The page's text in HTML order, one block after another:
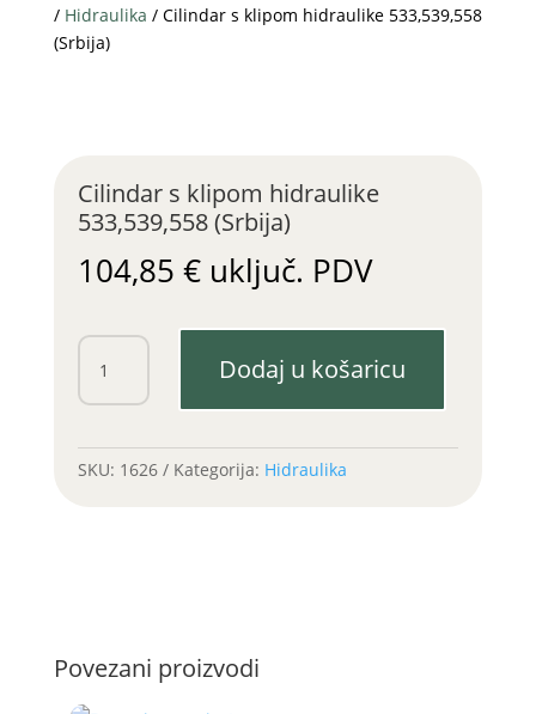
/ Hidraulika / Cilindar s klipom hidraulike 533,539,558
(Srbija)
Cilindar s klipom hidraulike
533,539,558 (Srbija)
104,85 € uključ. PDV
Cilindar
klipom
Dodaj u košaricu
SKU: 1626 Kategorija: Hidraulika
Povezani proizvodi